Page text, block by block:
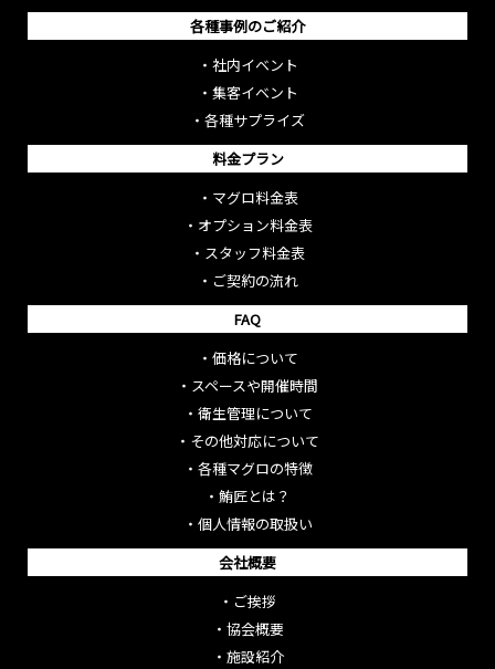
各種事例のご紹介
・ 社内イベント
・ 集客イベント
・ 各種サプライズ
料金プラン
・ マグロ料金表
・ オプション料金表
・ スタッフ料金表
・ ご契約の流れ
FAQ
・ 価格について
・ スペースや開催時間
・ 衛生管理について
・ その他対応について
・ 各種マグロの特徴
・ 鮪匠とは？
・ 個人情報の取扱い
会社概要
・ ご挨拶
・ 協会概要
・ 施設紹介